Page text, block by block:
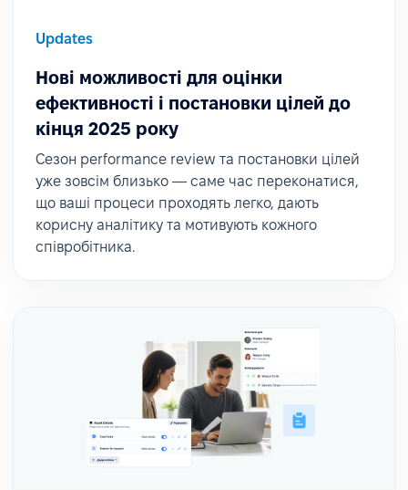
Updates
Нові можливості для оцінки
ефективності і постановки цілей до
кінця 2025 року
Сезон performance review та постановки цілей
уже зовсім близько — саме час переконатися,
що ваші процеси проходять легко, дають
корисну аналітику та мотивують кожного
співробітника.